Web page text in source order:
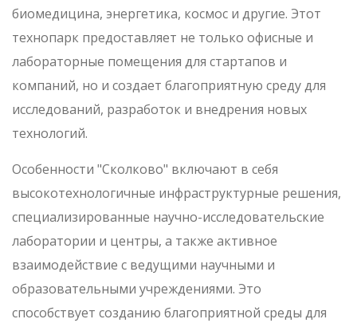
биомедицина, энергетика, космос и другие. Этот
технопарк предоставляет не только офисные и
лабораторные помещения для стартапов и
компаний, но и создает благоприятную среду для
исследований, разработок и внедрения новых
технологий.
Особенности "Сколково" включают в себя
высокотехнологичные инфраструктурные решения,
специализированные научно-исследовательские
лаборатории и центры, а также активное
взаимодействие с ведущими научными и
образовательными учреждениями. Это
способствует созданию благоприятной среды для